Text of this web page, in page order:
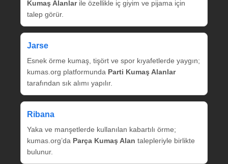
Kumaş Alanlarile özellikle iç giyim ve pijama için
talep görür.
Jarse
Esnek örme kumaş, tişört ve spor kıyafetlerde yaygın;
kumas.org platformunda Parti Kumaş Alanlar
tarafından sık alımı yapılır.
Ribana
Yaka ve manşetlerde kullanılan kabartılı örme;
kumas.org’da Parça Kumaş Alan talepleriyle birlikte
bulunur.